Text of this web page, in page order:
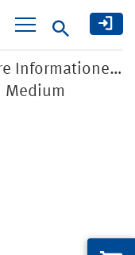
Suche
Informatione…
Medium